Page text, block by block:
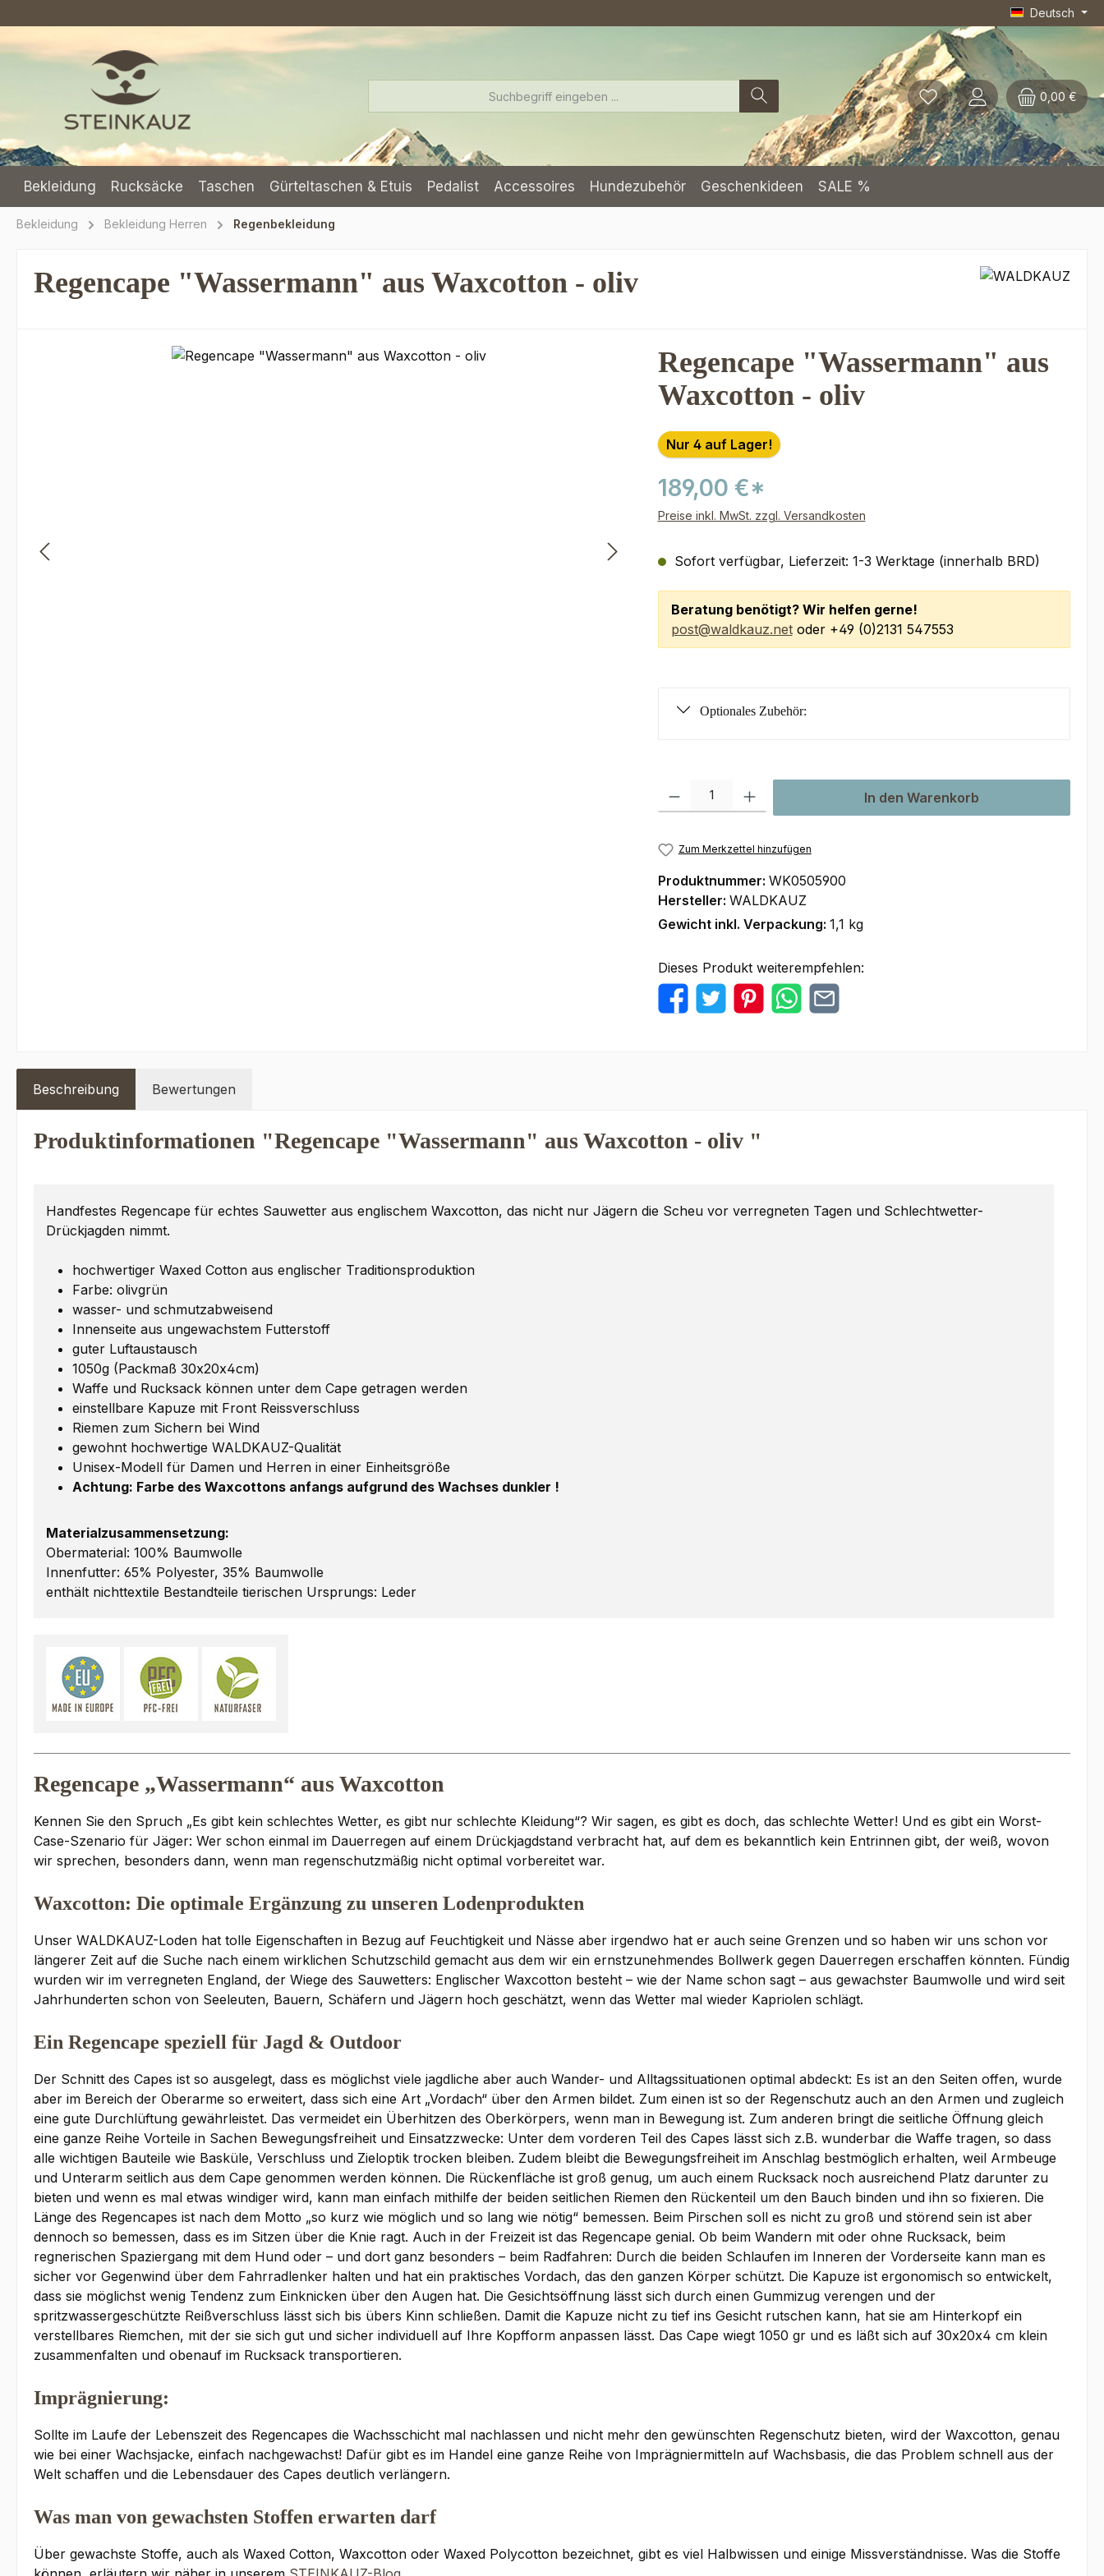
Deutsch
0,00 €
Bekleidung Rucksäcke Taschen Gürteltaschen & Etuis Pedalist Accessoires Hundezubehör Geschenkideen SALE %
Bekleidung Bekleidung Herren Regenbekleidung
Regencape "Wassermann" aus Waxcotton - oliv
Bildergalerie überspringen
Regencape "Wassermann" aus
Waxcotton - oliv
Nur 4 auf Lager!
189,00 €*
Preise inkl. MwSt. zzgl. Versandkosten
Sofort verfügbar, Lieferzeit: 1-3 Werktage (innerhalb BRD)
Beratung benötigt? Wir helfen gerne!
post@waldkauz.netoder +49 (0)2131 547553
Optionales Zubehör:
Produkt Anzahl: Gib den gewünschten Wert ein oder benutze die Schaltflächen
In den Warenkorb
Zum Merkzettel hinzufügen
Produktnummer: WK0505900
Hersteller: WALDKAUZ
Gewicht inkl. Verpackung: 1,1 kg
Dieses Produkt weiterempfehlen:
Beschreibung Bewertungen
Produktinformationen "Regencape "Wassermann" aus Waxcotton - oliv "
Handfestes Regencape für echtes Sauwetter aus englischem Waxcotton, das nicht nur Jägern die Scheu vor verregneten Tagen und Schlechtwetter-
Drückjagden nimmt.
hochwertiger Waxed Cotton aus englischer Traditionsproduktion
Farbe: olivgrün
wasser- und schmutzabweisend
Innenseite aus ungewachstem Futterstoff
guter Luftaustausch
1050g (Packmaß 30x20x4cm)
Waffe und Rucksack können unter dem Cape getragen werden
einstellbare Kapuze mit Front Reissverschluss
Riemen zum Sichern bei Wind
gewohnt hochwertige WALDKAUZ-Qualität
Unisex-Modell für Damen und Herren in einer Einheitsgröße
Achtung: Farbe des Waxcottons anfangs aufgrund des Wachses dunkler !
Materialzusammensetzung:
Obermaterial: 100% Baumwolle
Innenfutter: 65% Polyester, 35% Baumwolle
enthält nichttextile Bestandteile tierischen Ursprungs: Leder
Regencape „Wassermann“ aus Waxcotton
Kennen Sie den Spruch „Es gibt kein schlechtes Wetter, es gibt nur schlechte Kleidung“? Wir sagen, es gibt es doch, das schlechte Wetter! Und es gibt ein Worst-
Case-Szenario für Jäger: Wer schon einmal im Dauerregen auf einem Drückjagdstand verbracht hat, auf dem es bekanntlich kein Entrinnen gibt, der weiß, wovon
wir sprechen, besonders dann, wenn man regenschutzmäßig nicht optimal vorbereitet war.
Waxcotton: Die optimale Ergänzung zu unseren Lodenprodukten
Unser WALDKAUZ-Loden hat tolle Eigenschaften in Bezug auf Feuchtigkeit und Nässe aber irgendwo hat er auch seine Grenzen und so haben wir uns schon vor
längerer Zeit auf die Suche nach einem wirklichen Schutzschild gemacht aus dem wir ein ernstzunehmendes Bollwerk gegen Dauerregen erschaffen könnten. Fündig
wurden wir im verregneten England, der Wiege des Sauwetters: Englischer Waxcotton besteht – wie der Name schon sagt – aus gewachster Baumwolle und wird seit
Jahrhunderten schon von Seeleuten, Bauern, Schäfern und Jägern hoch geschätzt, wenn das Wetter mal wieder Kapriolen schlägt.
Ein Regencape speziell für Jagd & Outdoor
Der Schnitt des Capes ist so ausgelegt, dass es möglichst viele jagdliche aber auch Wander- und Alltagssituationen optimal abdeckt: Es ist an den Seiten offen, wurde
aber im Bereich der Oberarme so erweitert, dass sich eine Art „Vordach“ über den Armen bildet. Zum einen ist so der Regenschutz auch an den Armen und zugleich
eine gute Durchlüftung gewährleistet. Das vermeidet ein Überhitzen des Oberkörpers, wenn man in Bewegung ist. Zum anderen bringt die seitliche Öffnung gleich
eine ganze Reihe Vorteile in Sachen Bewegungsfreiheit und Einsatzzwecke: Unter dem vorderen Teil des Capes lässt sich z.B. wunderbar die Waffe tragen, so dass
alle wichtigen Bauteile wie Basküle, Verschluss und Zieloptik trocken bleiben. Zudem bleibt die Bewegungsfreiheit im Anschlag bestmöglich erhalten, weil Armbeuge
und Unterarm seitlich aus dem Cape genommen werden können. Die Rückenfläche ist groß genug, um auch einem Rucksack noch ausreichend Platz darunter zu
bieten und wenn es mal etwas windiger wird, kann man einfach mithilfe der beiden seitlichen Riemen den Rückenteil um den Bauch binden und ihn so fixieren. Die
Länge des Regencapes ist nach dem Motto „so kurz wie möglich und so lang wie nötig“ bemessen. Beim Pirschen soll es nicht zu groß und störend sein ist aber
dennoch so bemessen, dass es im Sitzen über die Knie ragt. Auch in der Freizeit ist das Regencape genial. Ob beim Wandern mit oder ohne Rucksack, beim
regnerischen Spaziergang mit dem Hund oder – und dort ganz besonders – beim Radfahren: Durch die beiden Schlaufen im Inneren der Vorderseite kann man es
sicher vor Gegenwind über dem Fahrradlenker halten und hat ein praktisches Vordach, das den ganzen Körper schützt. Die Kapuze ist ergonomisch so entwickelt,
dass sie möglichst wenig Tendenz zum Einknicken über den Augen hat. Die Gesichtsöffnung lässt sich durch einen Gummizug verengen und der
spritzwassergeschützte Reißverschluss lässt sich bis übers Kinn schließen. Damit die Kapuze nicht zu tief ins Gesicht rutschen kann, hat sie am Hinterkopf ein
verstellbares Riemchen, mit der sie sich gut und sicher individuell auf Ihre Kopfform anpassen lässt. Das Cape wiegt 1050 gr und es läßt sich auf 30x20x4 cm klein
zusammenfalten und obenauf im Rucksack transportieren.
Imprägnierung:
Sollte im Laufe der Lebenszeit des Regencapes die Wachsschicht mal nachlassen und nicht mehr den gewünschten Regenschutz bieten, wird der Waxcotton, genau
wie bei einer Wachsjacke, einfach nachgewachst! Dafür gibt es im Handel eine ganze Reihe von Imprägniermitteln auf Wachsbasis, die das Problem schnell aus der
Welt schaffen und die Lebensdauer des Capes deutlich verlängern.
Was man von gewachsten Stoffen erwarten darf
Über gewachste Stoffe, auch als Waxed Cotton, Waxcotton oder Waxed Polycotton bezeichnet, gibt es viel Halbwissen und einige Missverständnisse. Was die Stoffe